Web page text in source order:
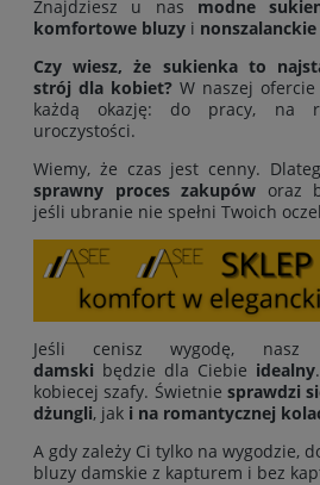
Znajdziesz u nas modne
komfortowe bluzy i
Czy wiesz, że sukienka to
strój dla kobiet? W naszej
każdą okazję: do pracy, na
uroczystości.
Wiemy, że czas jest cenny.
sprawny proces zakupów oraz
jeśli ubranie nie spełni Twoich
Jeśli cenisz wygodę, nasz
damski będzie dla Ciebie idealny
kobiecej szafy. Świetnie sprawdzi
dżungli, jak i na romantycznej
A gdy zależy Ci tylko na wygodzie,
bluzy damskie z kapturem i bez